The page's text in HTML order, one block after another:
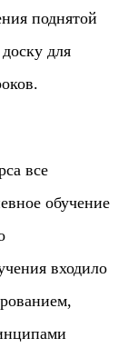
поднятой
для
все
обучение
входило